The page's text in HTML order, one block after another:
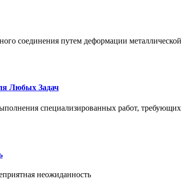
соединения путем деформации
Любых Задач
специализированных работ,
неожиданность